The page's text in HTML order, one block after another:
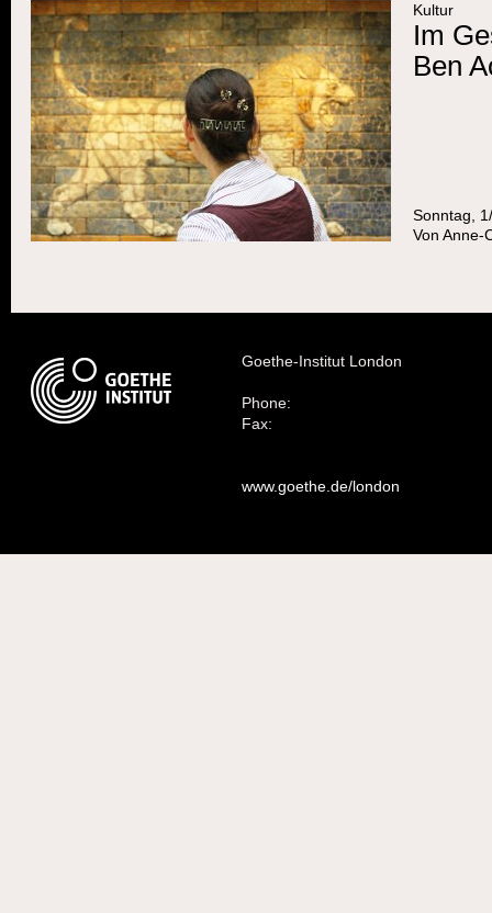
Kultur
Im
Ben
Sonntag,
Von Anne-
Goethe-Institut London
Phone:
Fax:
www.goethe.de/london